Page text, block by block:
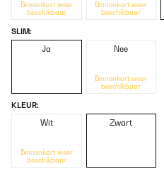
Binnenkort weer
beschikbaar
Binnenkort weer
beschikbaar
SLIM:
Ja Nee
Binnenkort weer
beschikbaar
KLEUR:
Wit
Binnenkort weer
beschikbaar
Zwart